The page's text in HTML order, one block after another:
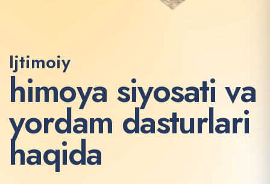
Ijtimoiy
himoya siyosati va
yordam dasturlari
haqida